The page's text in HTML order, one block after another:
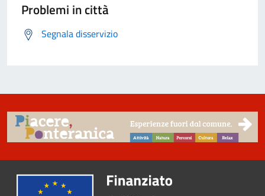
Problemi in città
Segnala disservizio